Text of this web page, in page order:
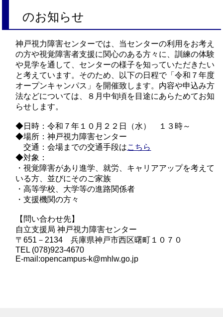
のお知らせ
神戸視力障害センターでは、当センターの利用をお考え
の方や視覚障害者支援に関心のある方々に、訓練の体験
や見学を通して、センターの様子を知っていただきたい
と考えています。そのため、以下の日程で「令和７年度
オープンキャンパス」を開催致します。内容や申込み方
法などについては、８月中旬頃を目途にあらためてお知
らせします。
◆日時：令和７年１０月２２日（水） １３時～
◆場所：神戸視力障害センター
交通：会場までの交通手段はこちら
◆対象：
・視覚障害があり進学、就労、キャリアアップを考えて
いる方、並びにそのご家族
・高等学校、大学等の進路関係者
・支援機関の方々
【問い合わせ先】
自立支援局 神戸視力障害センター
〒651－2134 兵庫県神戸市西区曙町１０７０
TEL (078)923-4670
E-mail:opencampus-k@mhlw.go.jp